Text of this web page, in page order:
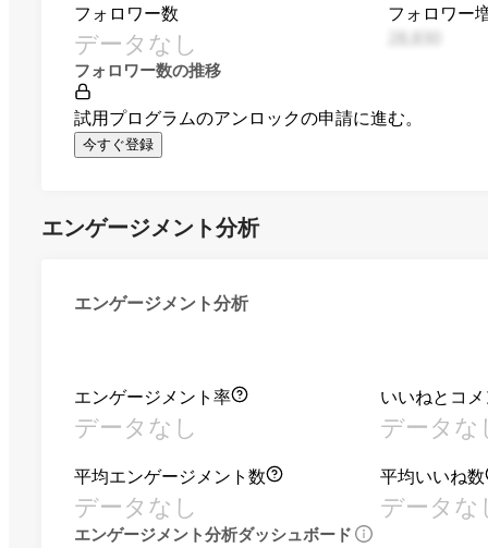
フォロワー数
データなし
フォロワー
フォロワー数の推移
試用プログラムのアンロックの申請に進む。
今すぐ登録
エンゲージメント分析
エンゲージメント分析
エンゲージメント率
データなし
いいねとコ
データな
平均エンゲージメント数
データなし
平均いいね数
データな
エンゲージメント分析ダッシュボード